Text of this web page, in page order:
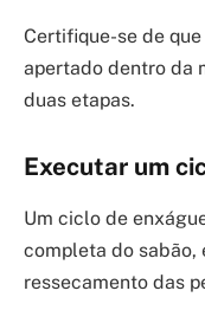
Certifique-se de
apertado dentro da
duas etapas.
Executar um
Um ciclo de
completa do sabão,
ressecamento das